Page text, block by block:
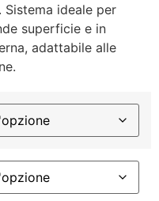
ideale per
superficie e in
adattabile alle